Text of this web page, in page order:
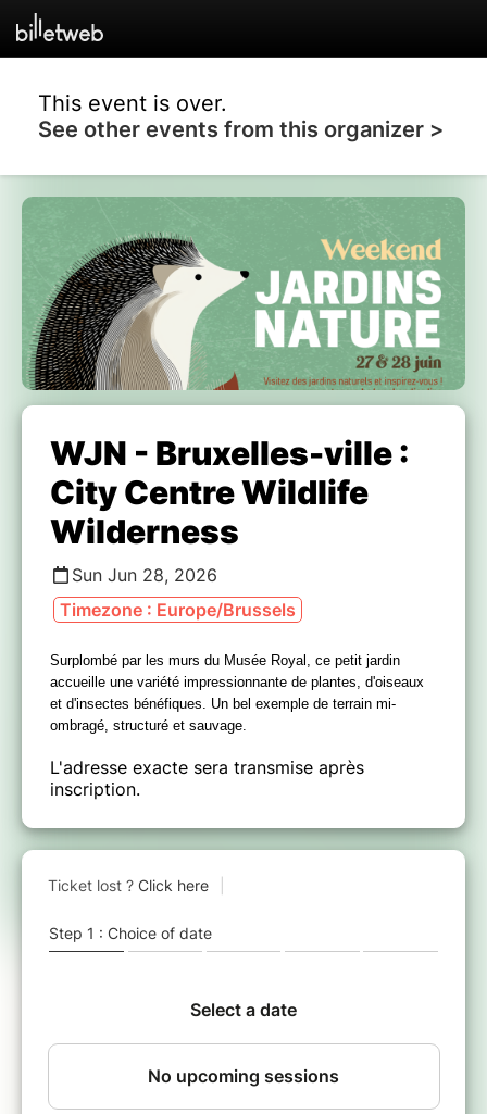
This event is over.
See other events from this organizer >
WJN - Bruxelles-ville :
City Centre Wildlife
Wilderness
Sun Jun 28, 2026
Timezone : Europe/Brussels
Surplombé par les murs du Musée Royal, ce petit jardin
accueille une variété impressionnante de plantes, d'oiseaux
et d'insectes bénéfiques. Un bel exemple de terrain mi-
ombragé, structuré et sauvage.
L'adresse exacte sera transmise après
inscription.